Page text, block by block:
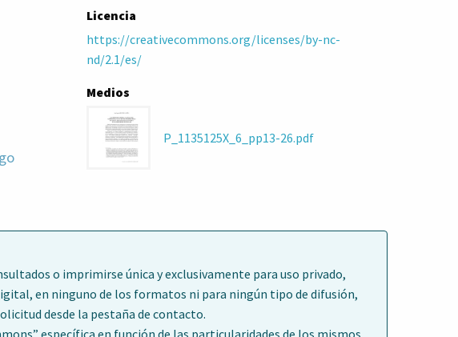
Licencia
https://creativecommons.org/licenses/by-nc-
nd/2.1/es/
Medios
P_1135125X_6_pp13-26.pdf
o imprimirse única y exclusivamente para uso privado,
en ninguno de los formatos ni para ningún tipo de difusión,
desde la pestaña de contacto.
específica en función de las particularidades de los mismos.